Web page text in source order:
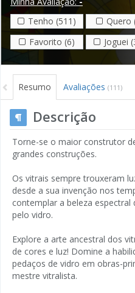
Tenho (511)
Quero
Favorito (6)
Joguei
Resumo Avaliações (111)
Descrição
Torne-se o maior construtor
grandes construções.
Os vitrais sempre trouxeram
desde a sua invenção nos
contemplar a beleza espectral
pelo vidro.
Explore a arte ancestral dos
de cores e luz! Domine a
pedaços de vidro em obras-
mestre vitralista.